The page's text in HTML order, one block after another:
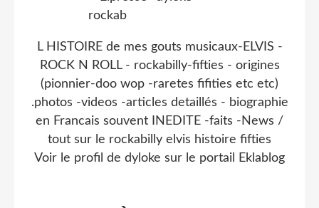
L HISTOIRE de mes gouts musicaux-ELVIS -
ROCK N ROLL - rockabilly-fifties - origines
(pionnier-doo wop -raretes fifities etc etc)
.photos -videos -articles detaillés - biographie
en Francais souvent INEDITE -faits -News /
tout sur le rockabilly elvis histoire fifties
Voir le profil de dyloke sur le portail Eklablog